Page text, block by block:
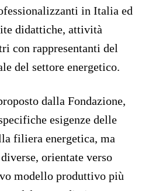
in Italia ed
didattiche, attività
con rappresentanti del
del settore energetico.
dalla Fondazione,
esigenze delle
filiera energetica, ma
orientate verso
modello produttivo più